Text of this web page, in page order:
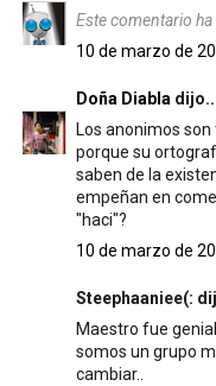
Este comentario
10 de marzo de
Doña Diabla
Los anonimos
porque su
saben de la
empeñan en
"haci"?
10 de marzo de
Steephaaniee(:
Maestro fue
somos un grupo
cambiar..